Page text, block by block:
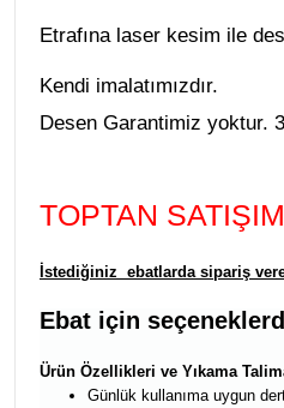
Etrafına laser kesim ile
Kendi imalatımızdır.
Desen Garantimiz yoktur.
TOPTAN
İstediğiniz ebatlarda sipariş
Ebat için
Ürün Özellikleri ve Yıkama
Günlük kullanıma uygun